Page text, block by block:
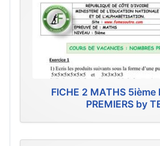
FICHE 2 MATHS 5ième
PREMIERS by